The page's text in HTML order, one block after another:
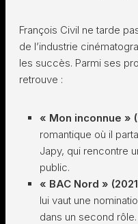
François Civil ne tarde
de l’industrie
les succès. Parmi ses
retrouve :
« Mon inconnue »
romantique où il
Japy, qui rencontre
public.
« BAC Nord »
lui vaut une
dans un second